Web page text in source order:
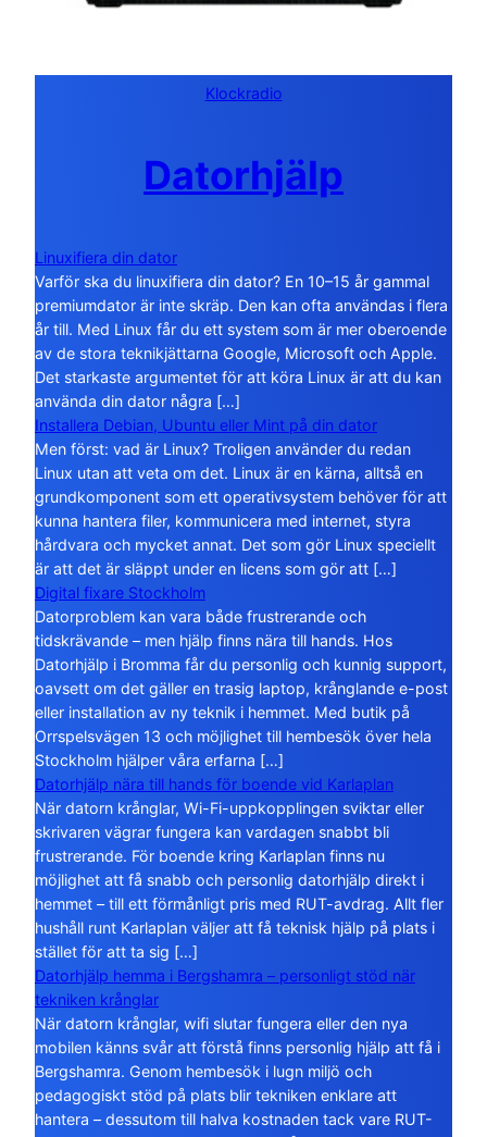
Klockradio
Datorhjälp
Linuxifiera din dator
Varför ska du linuxifiera din dator? En 10–15 år gammal
premiumdator är inte skräp. Den kan ofta användas i flera
år till. Med Linux får du ett system som är mer oberoende
av de stora teknikjättarna Google, Microsoft och Apple.
Det starkaste argumentet för att köra Linux är att du kan
använda din dator några […]
Installera Debian, Ubuntu eller Mint på din dator
Men först: vad är Linux? Troligen använder du redan
Linux utan att veta om det. Linux är en kärna, alltså en
grundkomponent som ett operativsystem behöver för att
kunna hantera filer, kommunicera med internet, styra
hårdvara och mycket annat. Det som gör Linux speciellt
är att det är släppt under en licens som gör att […]
Digital fixare Stockholm
Datorproblem kan vara både frustrerande och
tidskrävande – men hjälp finns nära till hands. Hos
Datorhjälp i Bromma får du personlig och kunnig support,
oavsett om det gäller en trasig laptop, krånglande e-post
eller installation av ny teknik i hemmet. Med butik på
Orrspelsvägen 13 och möjlighet till hembesök över hela
Stockholm hjälper våra erfarna […]
Datorhjälp nära till hands för boende vid Karlaplan
När datorn krånglar, Wi-Fi-uppkopplingen sviktar eller
skrivaren vägrar fungera kan vardagen snabbt bli
frustrerande. För boende kring Karlaplan finns nu
möjlighet att få snabb och personlig datorhjälp direkt i
hemmet – till ett förmånligt pris med RUT-avdrag. Allt fler
hushåll runt Karlaplan väljer att få teknisk hjälp på plats i
stället för att ta sig […]
Datorhjälp hemma i Bergshamra – personligt stöd när
tekniken krånglar
När datorn krånglar, wifi slutar fungera eller den nya
mobilen känns svår att förstå finns personlig hjälp att få i
Bergshamra. Genom hembesök i lugn miljö och
pedagogiskt stöd på plats blir tekniken enklare att
hantera – dessutom till halva kostnaden tack vare RUT-